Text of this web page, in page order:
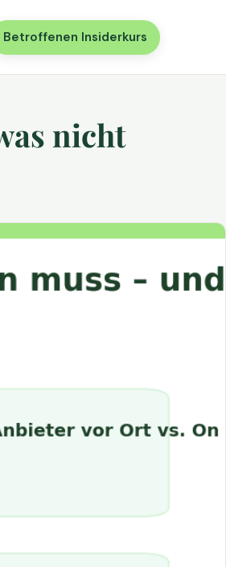
Betroffenen Insiderkurs
nicht